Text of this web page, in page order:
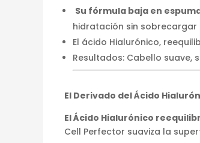
Su fórmula baja en
hidratación sin sobrecargar
El ácido Hialurónico,
Resultados: Cabello suave,
El Derivado del Ácido
El Ácido Hialurónico
Cell Perfector suaviza la